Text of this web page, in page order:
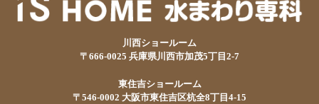
川西ショールーム
〒666-0025 兵庫県川西市加茂5丁目2-7
東住吉ショールーム
〒546-0002 大阪市東住吉区杭全8丁目4-15